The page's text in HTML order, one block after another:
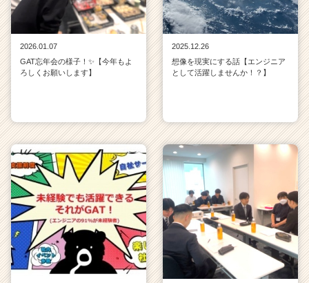
2026.01.07
GAT忘年会の様子！✨【今年もよ
ろしくお願いします】
2025.12.26
想像を現実にする話【エンジニア
として活躍しませんか！？】